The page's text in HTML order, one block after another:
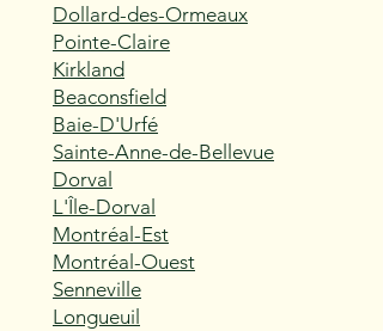
Dollard-des-Ormeaux
Pointe-Claire
Kirkland
Beaconsfield
Baie-D'Urfé
Sainte-Anne-de-Bellevue
Dorval
L'Île-Dorval
Montréal-Est
Montréal-Ouest
Senneville
Longueuil